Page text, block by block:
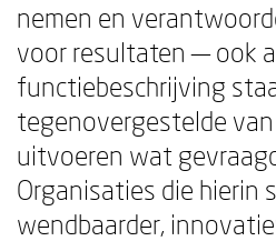
nemen en
voor resultaten — ook
functiebeschrijving
tegenovergestelde
uitvoeren wat
Organisaties die hierin
wendbaarder,